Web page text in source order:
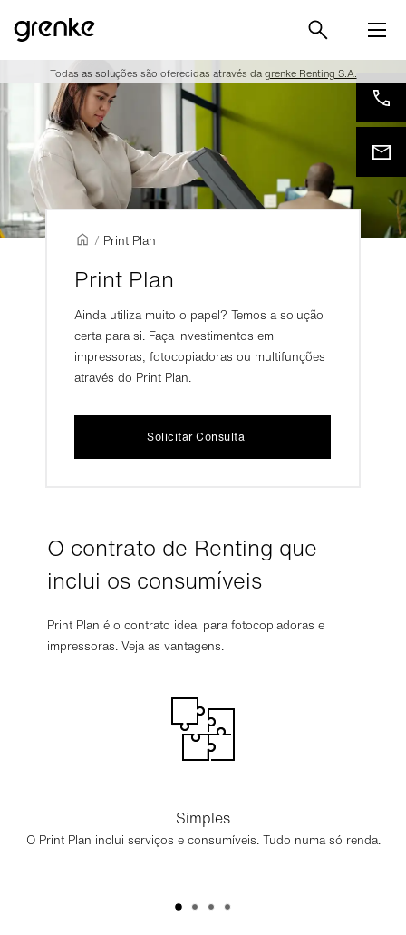
Todas as soluções são oferecidas através dagrenke Renting S.A.
/ Print Plan
Print Plan
Ainda utiliza muito o papel? Temos a solução
certa para si. Faça investimentos em
impressoras, fotocopiadoras ou multifunções
através do Print Plan.
Solicitar Consulta
O contrato de Renting que
inclui os consumíveis
Print Plan é o contrato ideal para fotocopiadoras e
impressoras. Veja as vantagens.
Simples
O Print Plan inclui serviços e consumíveis. Tudo numa só renda.